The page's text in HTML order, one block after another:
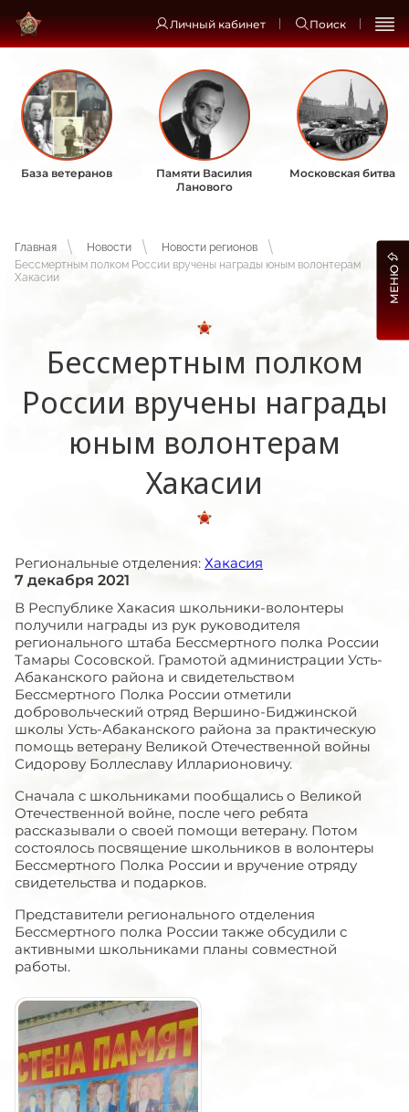
Личный кабинет Поиск
База ветеранов
Памяти Василия
Ланового
Московская битва
Главная Новости
Новости регионов
Бессмертным полком России вручены награды юным волонтерам
Хакасии
Бессмертным полком
России вручены награды
юным волонтерам
Хакасии
Региональные отделения: Хакасия
7 декабря 2021
В Республике Хакасия школьники-волонтеры
получили награды из рук руководителя
регионального штаба Бессмертного полка России
Тамары Сосовской. Грамотой администрации Усть-
Абаканского района и свидетельством
Бессмертного Полка России отметили
добровольческий отряд Вершино-Биджинской
школы Усть-Абаканского района за практическую
помощь ветерану Великой Отечественной войны
Сидорову Боллеславу Илларионовичу.
Сначала с школьниками пообщались о Великой
Отечественной войне, после чего ребята
рассказывали о своей помощи ветерану. Потом
состоялось посвящение школьников в волонтеры
Бессмертного Полка России и вручение отряду
свидетельства и подарков.
Представители регионального отделения
Бессмертного полка России также обсудили с
активными школьниками планы совместной
работы.
МЕНЮ